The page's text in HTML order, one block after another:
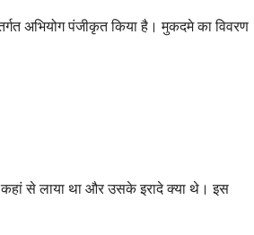
अभियोग पंजीकृत किया है। मुकदमे का विवरण
से लाया था और उसके इरादे क्या थे। इस